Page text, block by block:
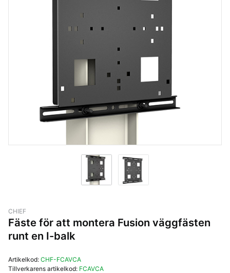
CHIEF
Fäste för att montera Fusion väggfästen
runt en I-balk
Artikelkod: CHF-FCAVCA
Tillverkarens artikelkod: FCAVCA